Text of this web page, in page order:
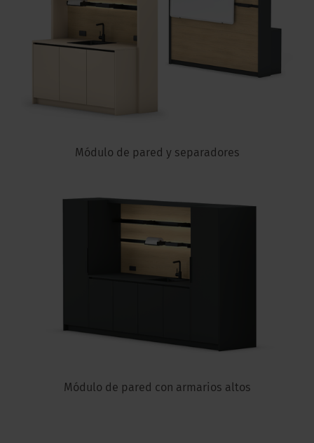
Módulo de pared y separadores
Módulo de pared con armarios altos